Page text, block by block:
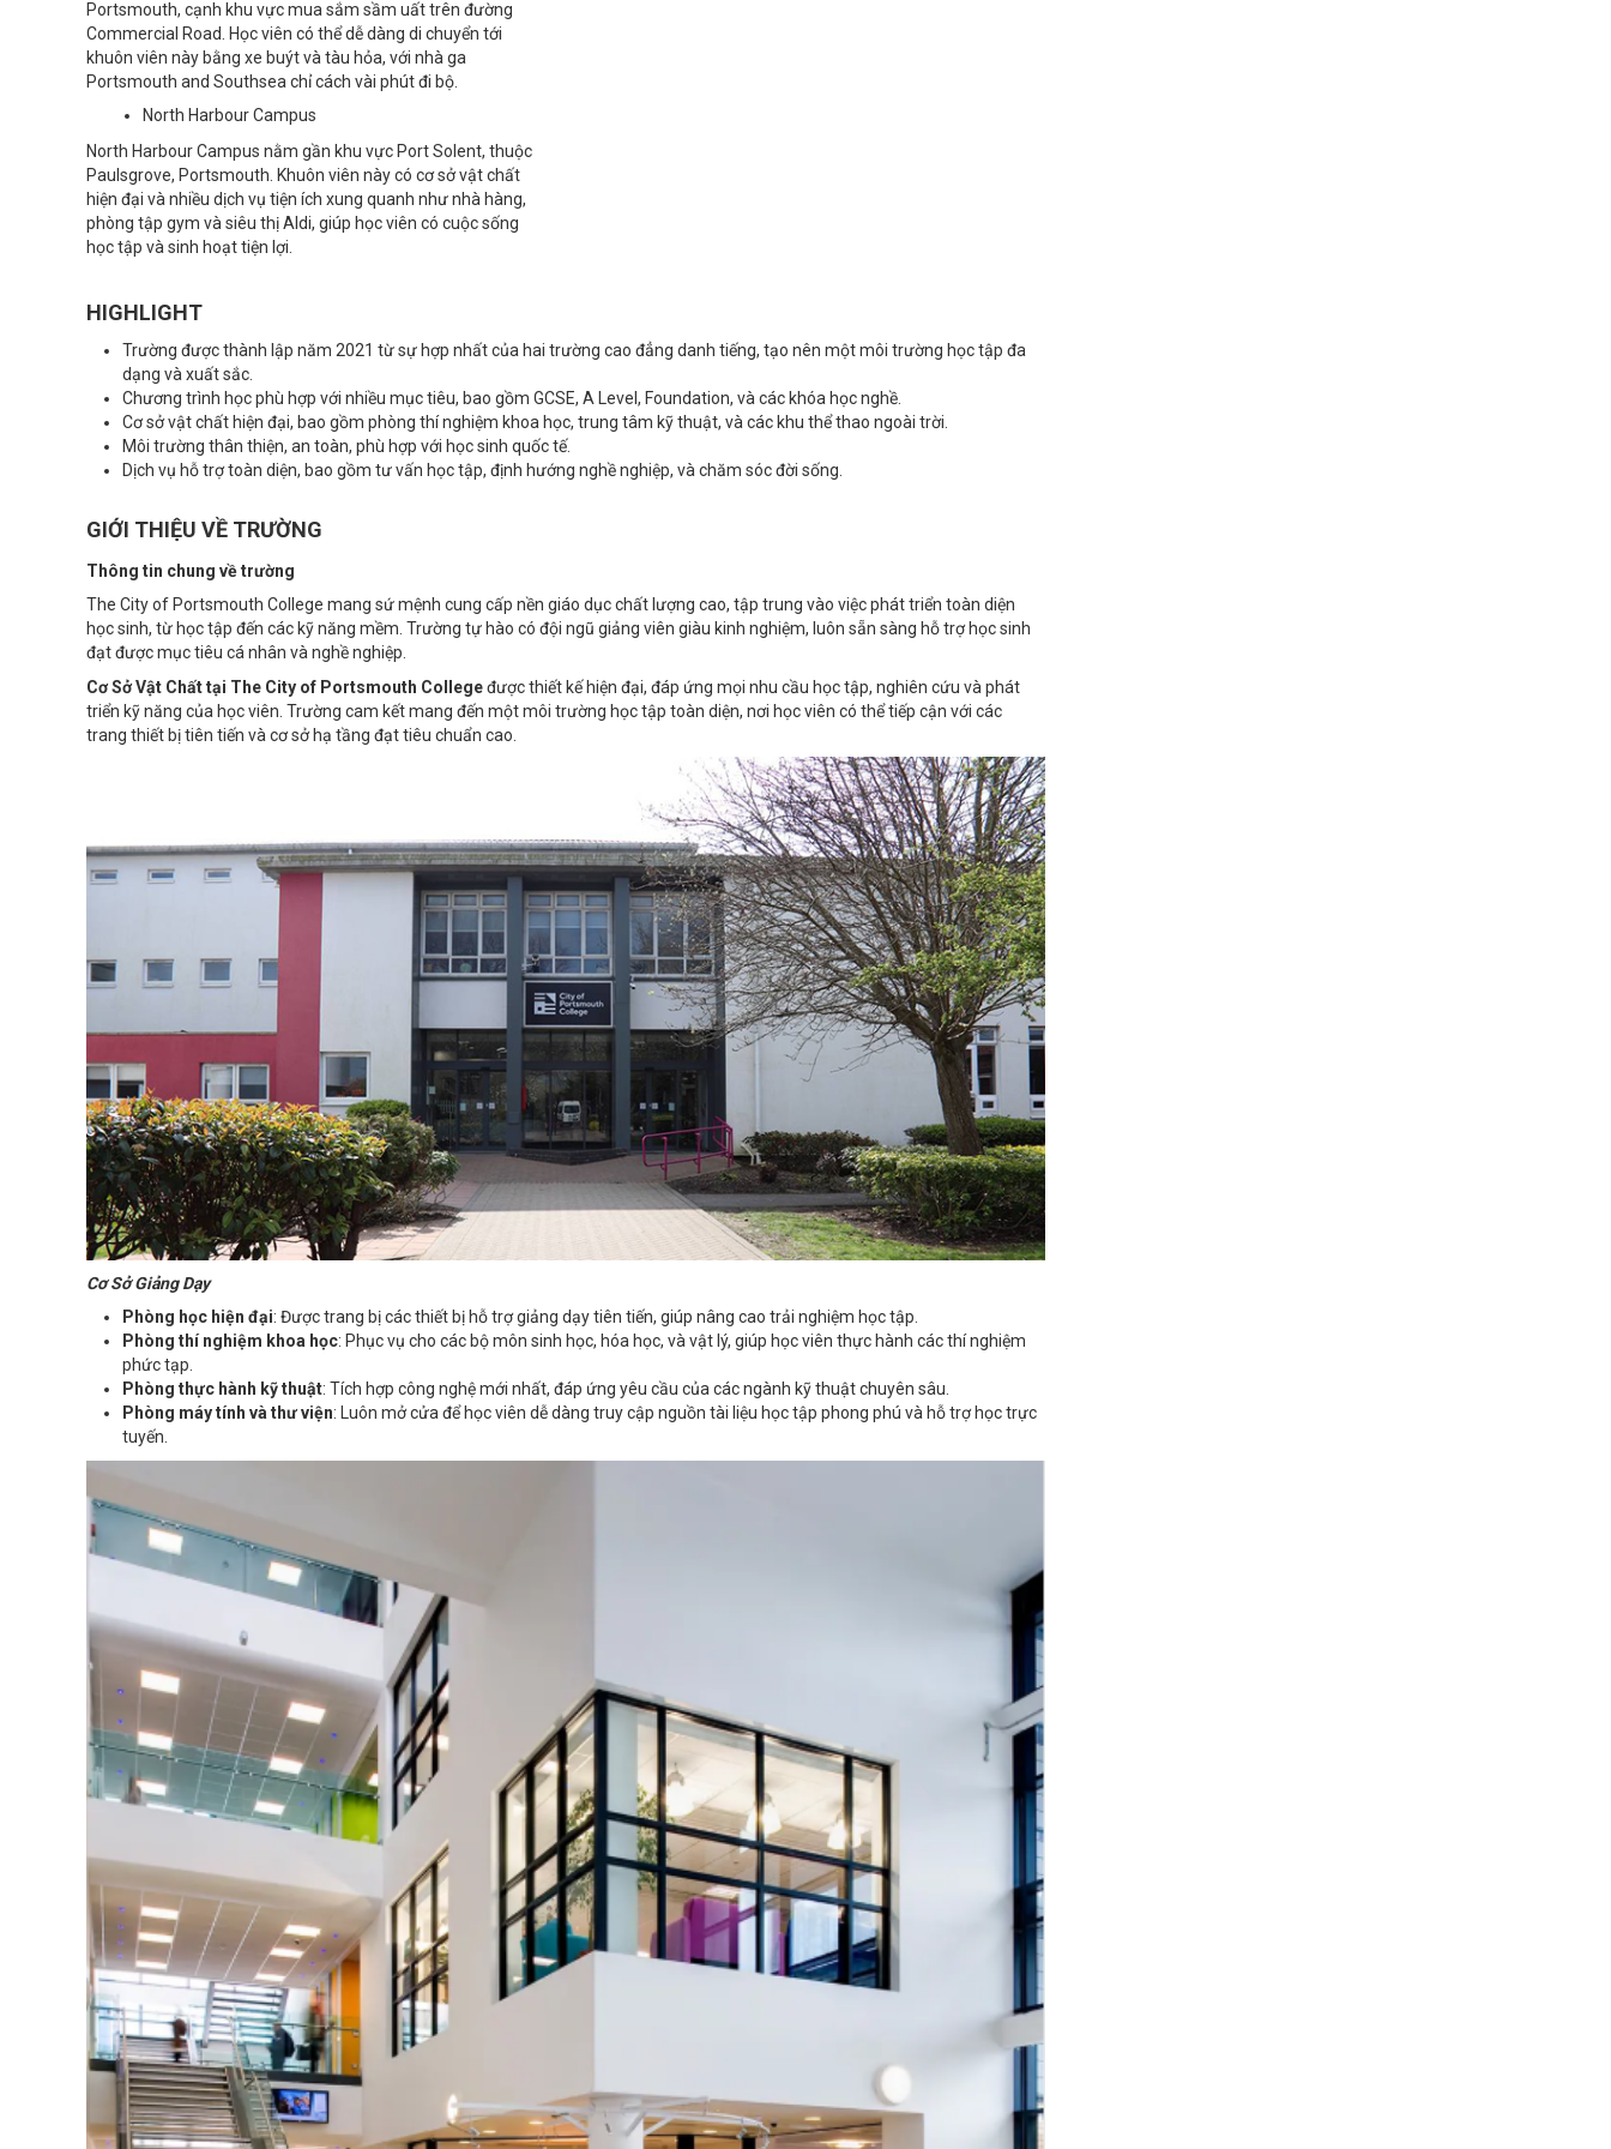
Portsmouth, cạnh khu vực mua sắm sầm uất trên đường
Commercial Road. Học viên có thể dễ dàng di chuyển tới
khuôn viên này bằng xe buýt và tàu hỏa, với nhà ga
Portsmouth and Southsea chỉ cách vài phút đi bộ.
North Harbour Campus
North Harbour Campus nằm gần khu vực Port Solent, thuộc
Paulsgrove, Portsmouth. Khuôn viên này có cơ sở vật chất
hiện đại và nhiều dịch vụ tiện ích xung quanh như nhà hàng,
phòng tập gym và siêu thị Aldi, giúp học viên có cuộc sống
học tập và sinh hoạt tiện lợi.
HIGHLIGHT
Trường được thành lập năm 2021 từ sự hợp nhất của hai trường cao đẳng danh tiếng, tạo nên một môi trường học tập đa
dạng và xuất sắc.
Chương trình học phù hợp với nhiều mục tiêu, bao gồm GCSE, A Level, Foundation, và các khóa học nghề.
Cơ sở vật chất hiện đại, bao gồm phòng thí nghiệm khoa học, trung tâm kỹ thuật, và các khu thể thao ngoài trời.
Môi trường thân thiện, an toàn, phù hợp với học sinh quốc tế.
Dịch vụ hỗ trợ toàn diện, bao gồm tư vấn học tập, định hướng nghề nghiệp, và chăm sóc đời sống.
GIỚI THIỆU VỀ TRƯỜNG
Thông tin chung về trường
The City of Portsmouth College mang sứ mệnh cung cấp nền giáo dục chất lượng cao, tập trung vào việc phát triển toàn diện
học sinh, từ học tập đến các kỹ năng mềm. Trường tự hào có đội ngũ giảng viên giàu kinh nghiệm, luôn sẵn sàng hỗ trợ học sinh
đạt được mục tiêu cá nhân và nghề nghiệp.
Cơ Sở Vật Chất tại The City of Portsmouth Collegeđược thiết kế hiện đại, đáp ứng mọi nhu cầu học tập, nghiên cứu và phát
triển kỹ năng của học viên. Trường cam kết mang đến một môi trường học tập toàn diện, nơi học viên có thể tiếp cận với các
trang thiết bị tiên tiến và cơ sở hạ tầng đạt tiêu chuẩn cao.
Cơ Sở Giảng Dạy
Phòng học hiện đại: Được trang bị các thiết bị hỗ trợ giảng dạy tiên tiến, giúp nâng cao trải nghiệm học tập.
Phòng thí nghiệm khoa học: Phục vụ cho các bộ môn sinh học, hóa học, và vật lý, giúp học viên thực hành các thí nghiệm
phức tạp.
Phòng thực hành kỹ thuật: Tích hợp công nghệ mới nhất, đáp ứng yêu cầu của các ngành kỹ thuật chuyên sâu.
Phòng máy tính và thư viện: Luôn mở cửa để học viên dễ dàng truy cập nguồn tài liệu học tập phong phú và hỗ trợ học trực
tuyến.